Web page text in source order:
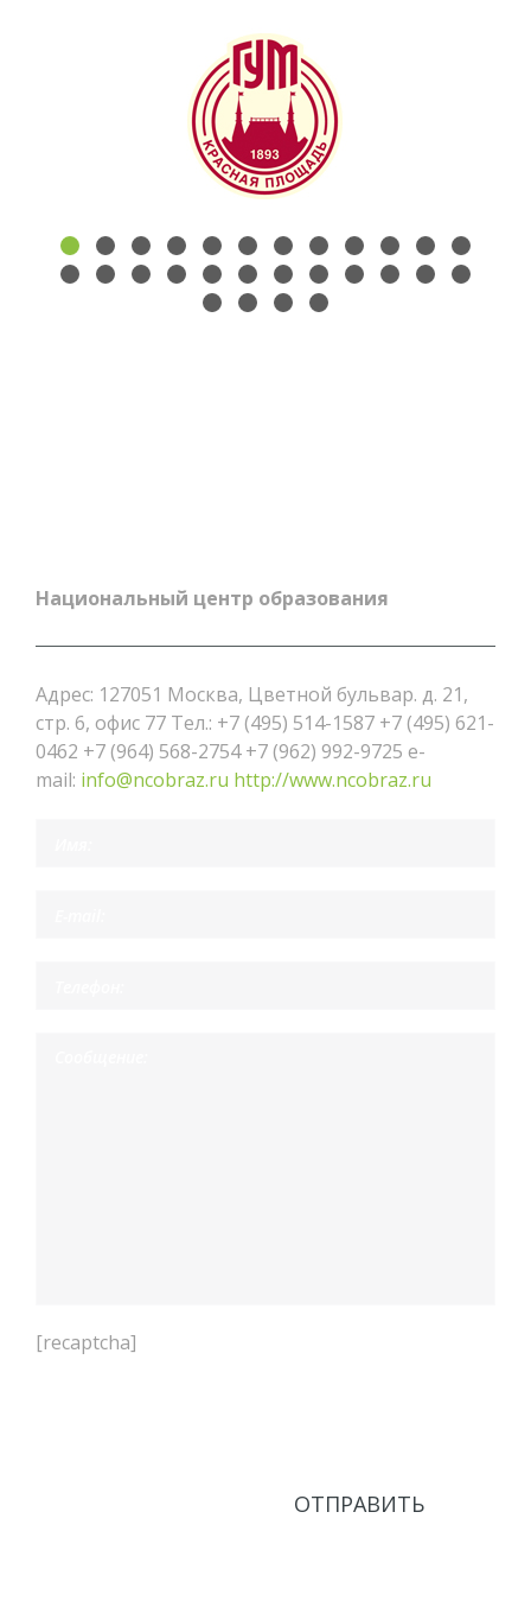
Национальный центр образования
Адрес: 127051 Москва, Цветной бульвар. д. 21,
стр. 6, офис 77 Тел.: +7 (495) 514-1587 +7 (495) 621-
0462 +7 (964) 568-2754 +7 (962) 992-9725 e-
mail: info@ncobraz.ru http://www.ncobraz.ru
[recaptcha]